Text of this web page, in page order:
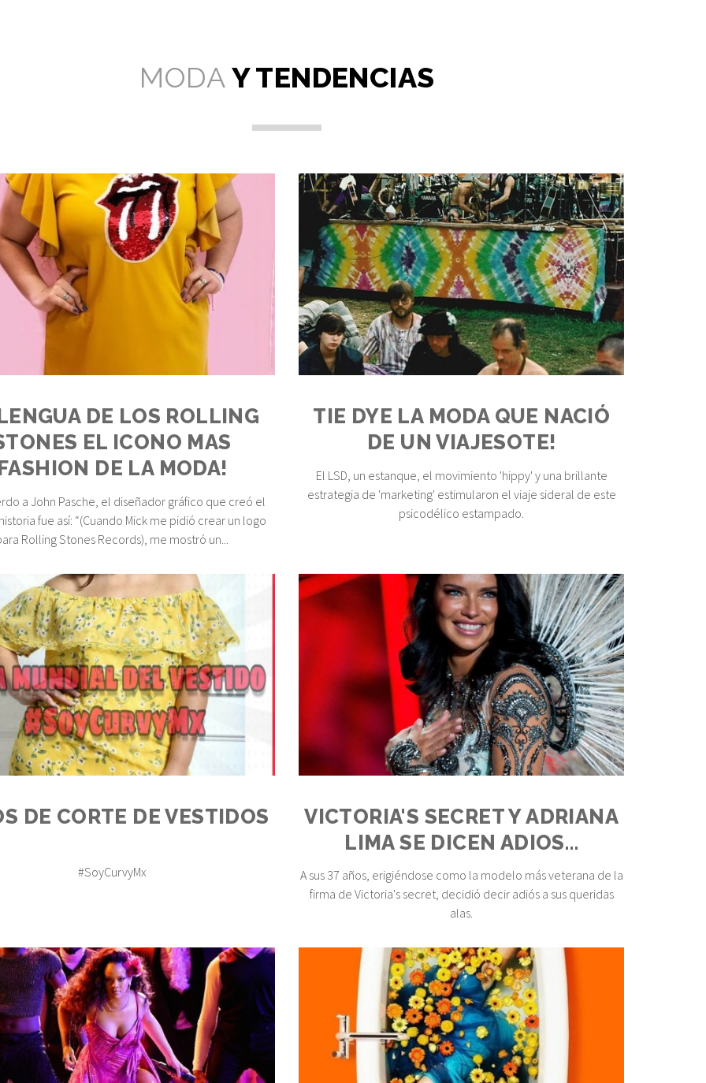
MODAY TENDENCIAS
DE LOS ROLLING
EL ICONO MAS
DE LA MODA!
a John Pasche, el diseñador gráfico que creó el
fue así: “(Cuando Mick me pidió crear un logo
Rolling Stones Records), me mostró un...
TIE DYE LA MODA QUE NACIÓ
DE UN VIAJESOTE!
El LSD, un estanque, el movimiento 'hippy' y una brillante
estrategia de 'marketing' estimularon el viaje sideral de este
psicodélico estampado.
DE CORTE DE VESTIDOS
#SoyCurvyMx
VICTORIA'S SECRET Y ADRIANA
LIMA SE DICEN ADIOS…
A sus 37 años, erigiéndose como la modelo más veterana de la
firma de Victoria's secret, decidió decir adiós a sus queridas
alas.